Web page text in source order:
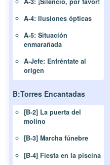
A-4: Ilusiones ópticas
A-5: Situación
enmarañada
A-Jefe: Enfréntate al
origen
B:Torres Encantadas
[B-2] La puerta del
molino
[B-3] Marcha fúnebre
[B-4] Fiesta en la piscina